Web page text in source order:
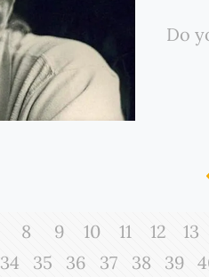
Do
8 9 10 11 12 13
34 35 36 37 38 39